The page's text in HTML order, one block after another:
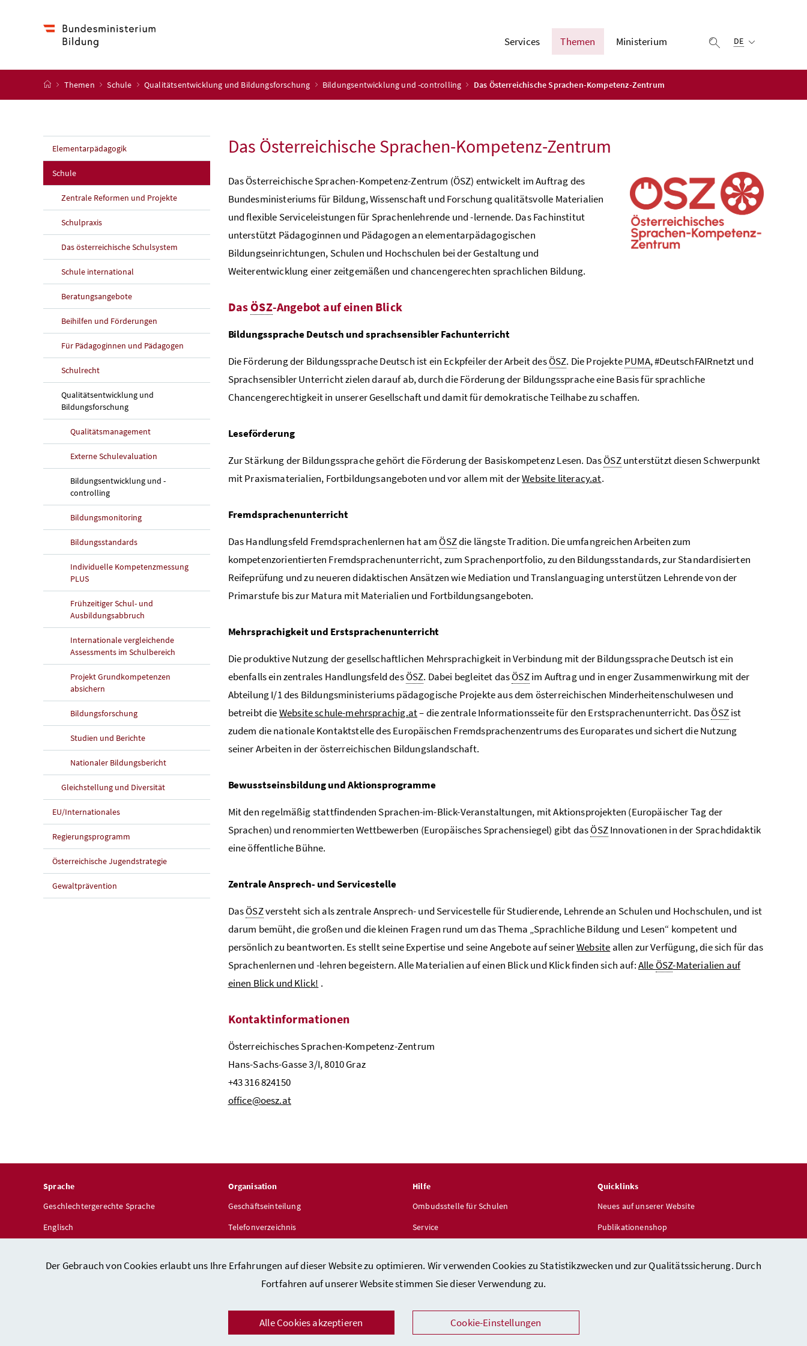
Der Gebrauch von Cookies erlaubt uns Ihre Erfahrungen auf dieser Website zu optimieren. Wir verwenden Cookies zu Statistikzwecken und zur Qualitätssicherung. Durch
Fortfahren auf unserer Website stimmen Sie dieser Verwendung zu.
Alle Cookies akzeptieren Cookie-Einstellungen
Services Themen Ministerium Suche einblenden
DE
Startseite
Themen Schule Qualitätsentwicklung und Bildungsforschung Bildungsentwicklung und -controlling Das Österreichische Sprachen-Kompetenz-Zentrum
Elementarpädagogik
Schule
Zentrale Reformen und Projekte
Schulpraxis
Das österreichische Schulsystem
Schule international
Beratungsangebote
Beihilfen und Förderungen
Für Pädagoginnen und Pädagogen
Schulrecht
Qualitätsentwicklung und
Bildungsforschung
Qualitätsmanagement
Externe Schulevaluation
Bildungsentwicklung und -
controlling
Bildungsmonitoring
Bildungsstandards
Individuelle Kompetenzmessung
PLUS
Frühzeitiger Schul- und
Ausbildungsabbruch
Internationale vergleichende
Assessments im Schulbereich
Projekt Grundkompetenzen
absichern
Bildungsforschung
Studien und Berichte
Nationaler Bildungsbericht
Gleichstellung und Diversität
EU/Internationales
Regierungsprogramm
Österreichische Jugendstrategie
Gewaltprävention
Das Österreichische Sprachen-Kompetenz-Zentrum
Das Österreichische Sprachen-Kompetenz-Zentrum (ÖSZ) entwickelt im Auftrag des
Bundesministeriums für Bildung, Wissenschaft und Forschung qualitätsvolle Materialien
und flexible Serviceleistungen für Sprachenlehrende und -lernende. Das Fachinstitut
unterstützt Pädagoginnen und Pädagogen an elementarpädagogischen
Bildungseinrichtungen, Schulen und Hochschulen bei der Gestaltung und
Weiterentwicklung einer zeitgemäßen und chancengerechten sprachlichen Bildung.
Das ÖSZ-Angebot auf einen Blick
Bildungssprache Deutsch und sprachsensibler Fachunterricht
Die Förderung der Bildungssprache Deutsch ist ein Eckpfeiler der Arbeit desÖSZ. Die ProjektePUMA, #DeutschFAIRnetzt und
Sprachsensibler Unterricht zielen darauf ab, durch die Förderung der Bildungssprache eine Basis für sprachliche
Chancengerechtigkeit in unserer Gesellschaft und damit für demokratische Teilhabe zu schaffen.
Leseförderung
Zur Stärkung der Bildungssprache gehört die Förderung der Basiskompetenz Lesen. DasÖSZunterstützt diesen Schwerpunkt
mit Praxismaterialien, Fortbildungsangeboten und vor allem mit derWebsite literacy.at.
Fremdsprachenunterricht
Das Handlungsfeld Fremdsprachenlernen hat am ÖSZdie längste Tradition. Die umfangreichen Arbeiten zum
kompetenzorientierten Fremdsprachenunterricht, zum Sprachenportfolio, zu den Bildungsstandards, zur Standardisierten
Reifeprüfung und zu neueren didaktischen Ansätzen wie Mediation und Translanguaging unterstützen Lehrende von der
Primarstufe bis zur Matura mit Materialien und Fortbildungsangeboten.
Mehrsprachigkeit und Erstsprachenunterricht
Die produktive Nutzung der gesellschaftlichen Mehrsprachigkeit in Verbindung mit der Bildungssprache Deutsch ist ein
ebenfalls ein zentrales Handlungsfeld desÖSZ. Dabei begleitet dasÖSZim Auftrag und in enger Zusammenwirkung mit der
Abteilung I/1 des Bildungsministeriums pädagogische Projekte aus dem österreichischen Minderheitenschulwesen und
betreibt dieWebsite schule-mehrsprachig.at– die zentrale Informationsseite für den Erstsprachenunterricht. DasÖSZist
zudem die nationale Kontaktstelle des Europäischen Fremdsprachenzentrums des Europarates und sichert die Nutzung
seiner Arbeiten in der österreichischen Bildungslandschaft.
Bewusstseinsbildung und Aktionsprogramme
Mit den regelmäßig stattfindenden Sprachen-im-Blick-Veranstaltungen, mit Aktionsprojekten (Europäischer Tag der
Sprachen) und renommierten Wettbewerben (Europäisches Sprachensiegel) gibt dasÖSZInnovationen in der Sprachdidaktik
eine öffentliche Bühne.
Zentrale Ansprech- und Servicestelle
DasÖSZversteht sich als zentrale Ansprech- und Servicestelle für Studierende, Lehrende an Schulen und Hochschulen, und ist
darum bemüht, die großen und die kleinen Fragen rund um das Thema „Sprachliche Bildung und Lesen“ kompetent und
persönlich zu beantworten. Es stellt seine Expertise und seine Angebote auf seinerWebsite allen zur Verfügung, die sich für das
Sprachenlernen und -lehren begeistern. Alle Materialien auf einen Blick und Klick finden sich auf:Alle ÖSZ-Mate­ria­lien auf
einen Blick und Klick! .
Kontaktinformationen
Österreichisches Sprachen-Kompetenz-Zentrum
Hans-Sachs-Gasse 3/I, 8010 Graz
+43 316 824150
office@oesz.at
Sprache
Geschlechtergerechte Sprache
Englisch
Organisation
Geschäftseinteilung
Telefonverzeichnis
Hilfe
Ombudsstelle für Schulen
Service
Quicklinks
Neues auf unserer Website
Publikationenshop
Kontakt / Impressum / Barrierefreiheitserklärung / Datenschutz / Sicherheit